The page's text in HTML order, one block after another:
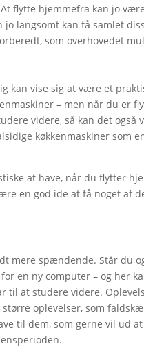
flytte hjemmefra kan jo
langsomt kan få samlet
som overhovedet
kan vise sig at være et
– men når du er
videre, så kan det også
køkkenmaskiner som
at have, når du flytter
en god ide at få noget af
mere spændende. Står du
en ny computer – og her
at studere videre.
oplevelser, som
til dem, som gerne vil ud